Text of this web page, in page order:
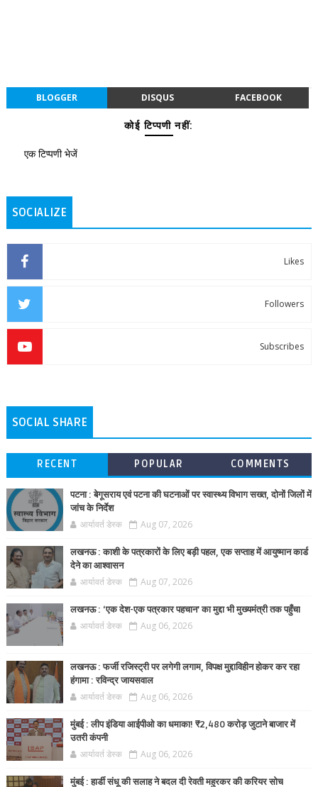
BLOGGER DISQUS FACEBOOK
कोई टिप्पणी नहीं:
एक टिप्पणी भेजें
SOCIALIZE
Likes
Followers
Subscribes
SOCIAL SHARE
RECENT POPULAR COMMENTS
पटना : बेगूसराय एवं पटना की घटनाओं पर स्वास्थ्य विभाग सख्त, दोनों जिलों में
जांच के निर्देश
आर्यावर्त डेस्क Aug 07, 2026
लखनऊ : काशी के पत्रकारों के लिए बड़ी पहल, एक सप्ताह में आयुष्मान कार्ड
देने का आश्वासन
आर्यावर्त डेस्क Aug 07, 2026
लखनऊ : ‘एक देश-एक पत्रकार पहचान’ का मुद्दा भी मुख्यमंत्री तक पहुँचा
आर्यावर्त डेस्क Aug 06, 2026
लखनऊ : फर्जी रजिस्ट्री पर लगेगी लगाम, विपक्ष मुद्दाविहीन होकर कर रहा
हंगामा : रविन्द्र जायसवाल
आर्यावर्त डेस्क Aug 06, 2026
मुंबई : लीप इंडिया आईपीओ का धमाका! ₹2,480 करोड़ जुटाने बाजार में
उतरी कंपनी
आर्यावर्त डेस्क Aug 06, 2026
मुंबई : हार्डी संधू की सलाह ने बदल दी रेवती महुरकर की करियर सोच